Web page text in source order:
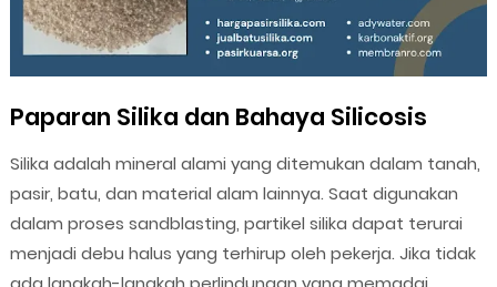
Paparan Silika dan Bahaya Silicosis
Silika adalah mineral alami yang ditemukan dalam tanah,
pasir, batu, dan material alam lainnya. Saat digunakan
dalam proses sandblasting, partikel silika dapat terurai
menjadi debu halus yang terhirup oleh pekerja. Jika tidak